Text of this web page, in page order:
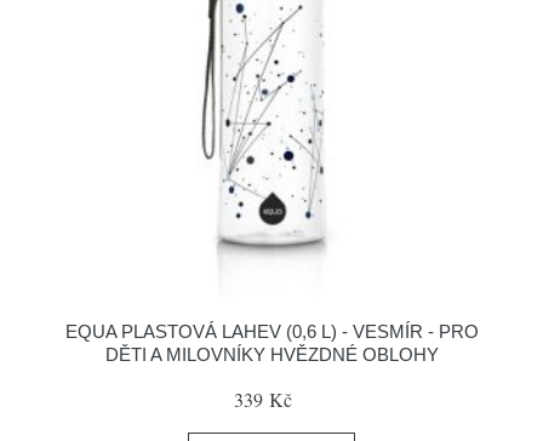
EQUA PLASTOVÁ LAHEV (0,6 L) - VESMÍR - PRO
DĚTI A MILOVNÍKY HVĚZDNÉ OBLOHY
339 Kč